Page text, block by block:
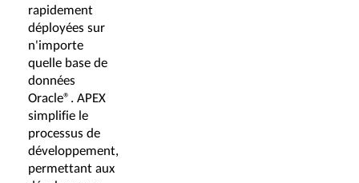
rapidement
déployées sur
n'importe
quelle base de
données
Oracle®. APEX
simplifie le
processus de
développement,
permettant aux